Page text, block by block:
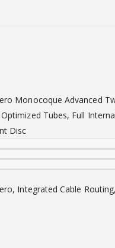
Monocoque Advanced
Tubes, Full
Disc
Integrated Cable